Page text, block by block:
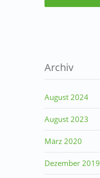
Archiv
August 2024
August 2023
März 2020
Dezember 2019